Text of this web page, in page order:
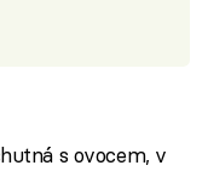
s ovocem, v